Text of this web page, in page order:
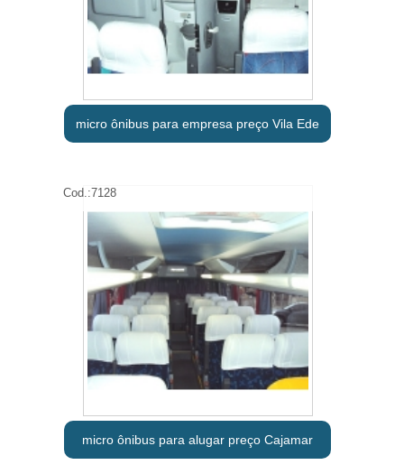
micro ônibus para empresa preço Vila Ede
Cod.:7128
micro ônibus para alugar preço Cajamar